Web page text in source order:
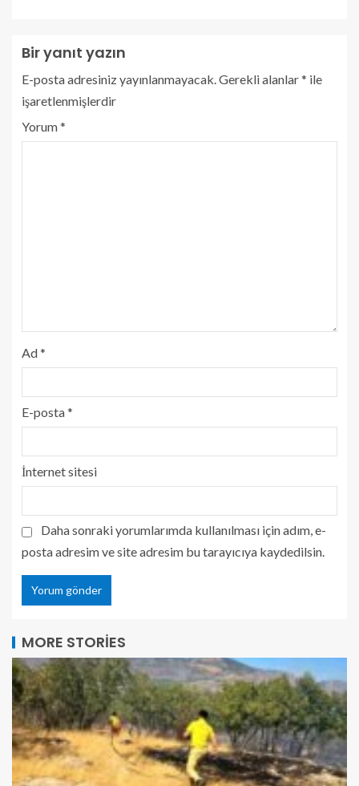
Bir yanıt yazın
E-posta adresiniz yayınlanmayacak.Gerekli alanlar* ile
işaretlenmişlerdir
Yorum*
Ad*
E-posta*
İnternet sitesi
Daha sonraki yorumlarımda kullanılması için adım, e-
posta adresim ve site adresim bu tarayıcıya kaydedilsin.
MORE STORIES